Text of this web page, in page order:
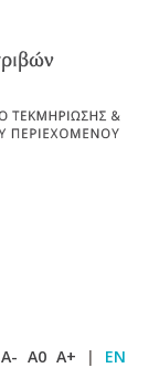
A- A0 A+ | EN